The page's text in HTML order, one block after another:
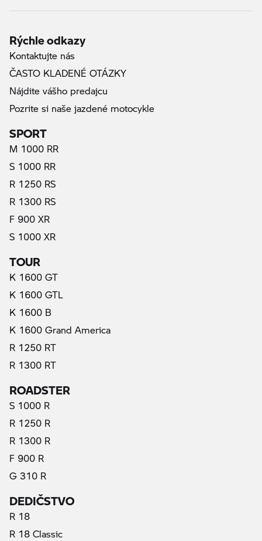
Rýchle odkazy
Kontaktujte nás
ČASTO KLADENÉ OTÁZKY
Nájdite vášho predajcu
Pozrite si naše jazdené motocykle
SPORT
M 1000 RR
S 1000 RR
R 1250 RS
R 1300 RS
F 900 XR
S 1000 XR
TOUR
K 1600 GT
K 1600 GTL
K 1600 B
K 1600 Grand America
R 1250 RT
R 1300 RT
ROADSTER
S 1000 R
R 1250 R
R 1300 R
F 900 R
G 310 R
DEDIČSTVO
R 18
R 18 Classic